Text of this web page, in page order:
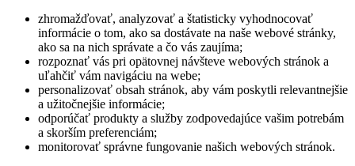
zhromažďovať, analyzovať a štatisticky vyhodnocovať
informácie o tom, ako sa dostávate na naše webové stránky,
ako sa na nich správate a čo vás zaujíma;
rozpoznať vás pri opätovnej návšteve webových stránok a
uľahčiť vám navigáciu na webe;
personalizovať obsah stránok, aby vám poskytli relevantnejšie
a užitočnejšie informácie;
odporúčať produkty a služby zodpovedajúce vašim potrebám
a skorším preferenciám;
monitorovať správne fungovanie našich webových stránok.